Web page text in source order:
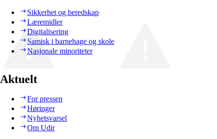
Sikkerhet og beredskap
Læremidler
Digitalisering
Samisk i barnehage og skole
Nasjonale minoriteter
Aktuelt
For pressen
Høringer
Nyhetsvarsel
Om Udir